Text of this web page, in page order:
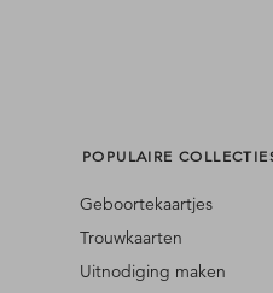
POPULAIRE
Geboortekaartjes
Trouwkaarten
Uitnodiging maken